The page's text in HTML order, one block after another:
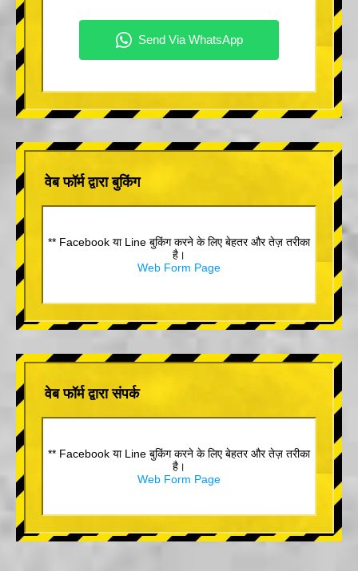
वेब फॉर्म द्वारा बुकिंग
** Facebook या Line बुकिंग करने के लिए बेहतर और तेज़ तरीका
है।
Web Form Page
वेब फॉर्म द्वारा संपर्क
** Facebook या Line बुकिंग करने के लिए बेहतर और तेज़ तरीका
है।
Web Form Page